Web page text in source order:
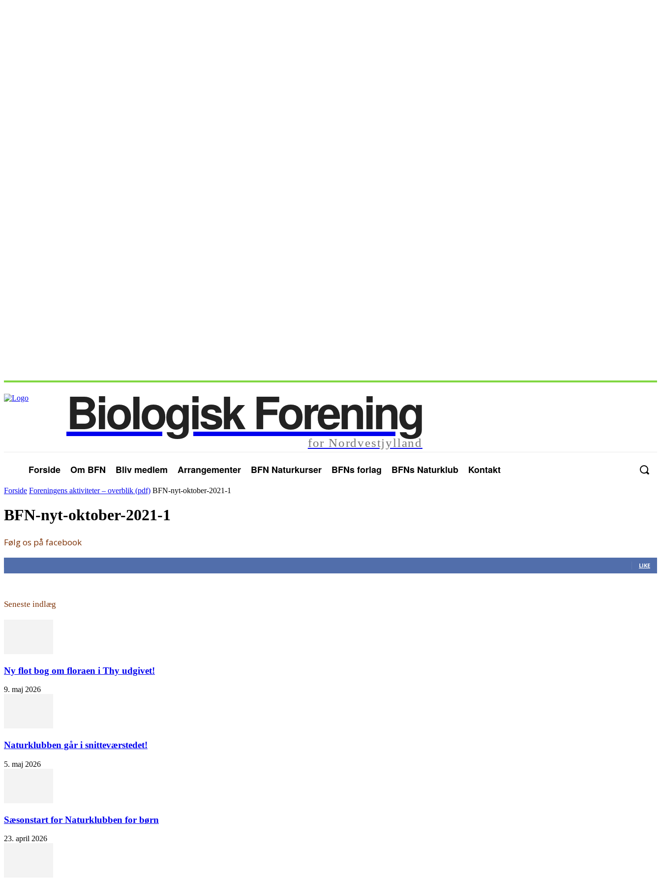
Biologisk Forening
for Nordvestjylland
Forside Om BFN Bliv medlem Arrangementer BFN Naturkurser BFNs forlag BFNs Naturklub Kontakt
Forside Foreningens aktiviteter – overblik (pdf) BFN-nyt-oktober-2021-1
BFN-nyt-oktober-2021-1
Følg os på facebook
LIKE
Seneste indlæg
Ny flot bog om floraen i Thy udgivet!
9. maj 2026
Naturklubben går i snitteværstedet!
5. maj 2026
Sæsonstart for Naturklubben for børn
23. april 2026